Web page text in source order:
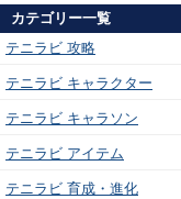
カテゴリー一覧
テニラビ 攻略
テニラビ キャラクター
テニラビ キャラソン
テニラビ アイテム
テニラビ 育成・進化